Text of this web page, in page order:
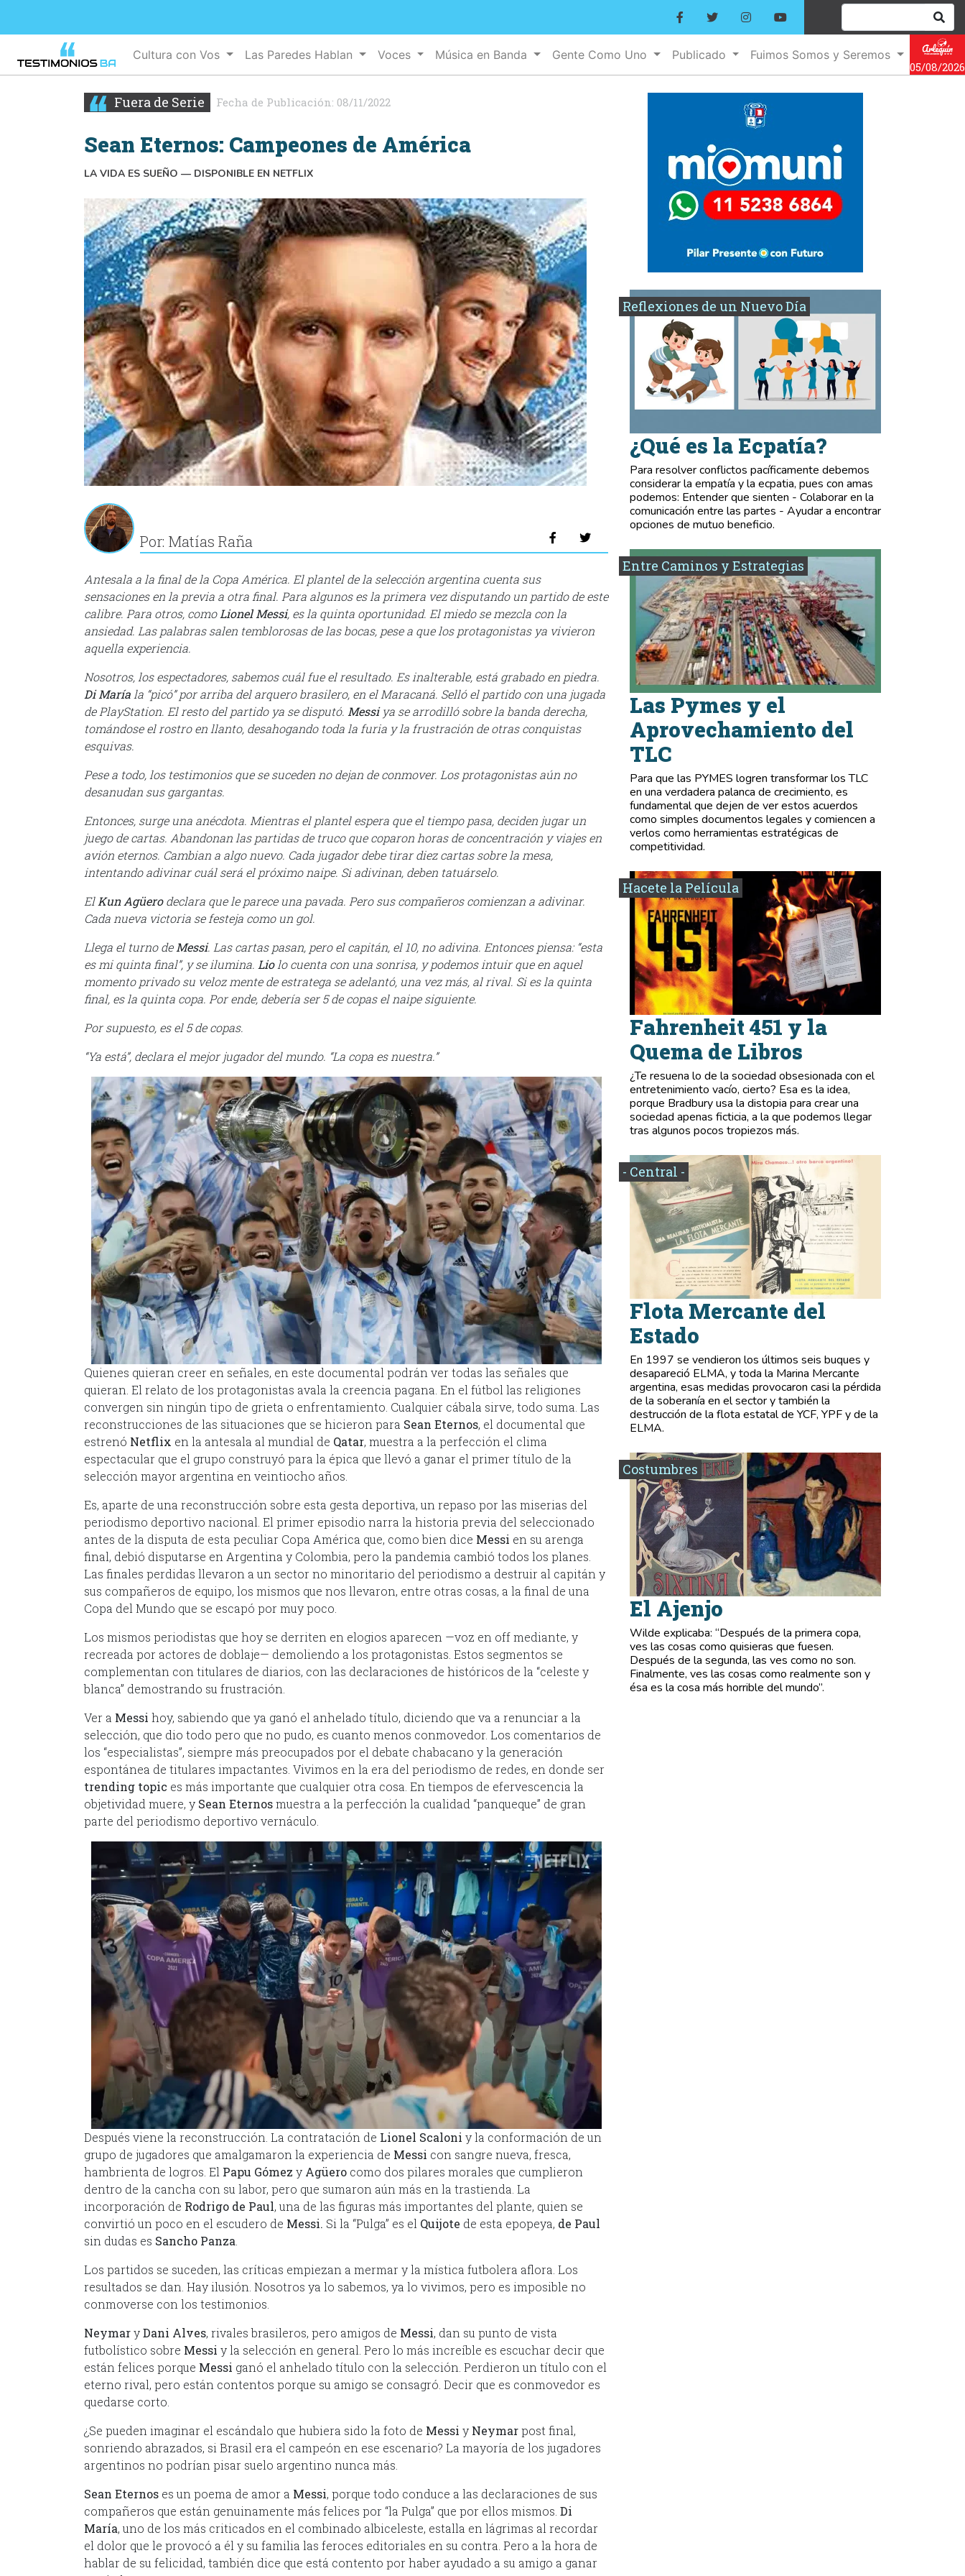
Cultura con Vos Las Paredes Hablan Voces Música en Banda Gente Como Uno Publicado
Fuimos Somos y Seremos
05/08/2026
Fuera de Serie Fecha de Publicación: 08/11/2022
Sean Eternos: Campeones de América
LA VIDA ES SUEÑO — DISPONIBLE EN NETFLIX
Por: Matías Raña
Antesala a la final de la Copa América. El plantel de la selección argentina cuenta sus
sensaciones en la previa a otra final. Para algunos es la primera vez disputando un partido de este
calibre. Para otros, como Lionel Messi, es la quinta oportunidad. El miedo se mezcla con la
ansiedad. Las palabras salen temblorosas de las bocas, pese a que los protagonistas ya vivieron
aquella experiencia.
Nosotros, los espectadores, sabemos cuál fue el resultado. Es inalterable, está grabado en piedra.
Di María la “picó” por arriba del arquero brasilero, en el Maracaná. Selló el partido con una jugada
de PlayStation. El resto del partido ya se disputó. Messiya se arrodilló sobre la banda derecha,
tomándose el rostro en llanto, desahogando toda la furia y la frustración de otras conquistas
esquivas.
Pese a todo, los testimonios que se suceden no dejan de conmover. Los protagonistas aún no
desanudan sus gargantas.
Entonces, surge una anécdota. Mientras el plantel espera que el tiempo pasa, deciden jugar un
juego de cartas. Abandonan las partidas de truco que coparon horas de concentración y viajes en
avión eternos. Cambian a algo nuevo. Cada jugador debe tirar diez cartas sobre la mesa,
intentando adivinar cuál será el próximo naipe. Si adivinan, deben tatuárselo.
El Kun Agüerodeclara que le parece una pavada. Pero sus compañeros comienzan a adivinar.
Cada nueva victoria se festeja como un gol.
Llega el turno de Messi. Las cartas pasan, pero el capitán, el 10, no adivina. Entonces piensa: “esta
es mi quinta final”, y se ilumina. Lio lo cuenta con una sonrisa, y podemos intuir que en aquel
momento privado su veloz mente de estratega se adelantó, una vez más, al rival. Si es la quinta
final, es la quinta copa. Por ende, debería ser 5 de copas el naipe siguiente.
Por supuesto, es el 5 de copas.
“Ya está”, declara el mejor jugador del mundo. “La copa es nuestra.”
Quienes quieran creer en señales, en este documental podrán ver todas las señales que
quieran. El relato de los protagonistas avala la creencia pagana. En el fútbol las religiones
convergen sin ningún tipo de grieta o enfrentamiento. Cualquier cábala sirve, todo suma. Las
reconstrucciones de las situaciones que se hicieron para Sean Eternos, el documental que
estrenó Netflix en la antesala al mundial de Qatar, muestra a la perfección el clima
espectacular que el grupo construyó para la épica que llevó a ganar el primer título de la
selección mayor argentina en veintiocho años.
Es, aparte de una reconstrucción sobre esta gesta deportiva, un repaso por las miserias del
periodismo deportivo nacional. El primer episodio narra la historia previa del seleccionado
antes de la disputa de esta peculiar Copa América que, como bien dice Messi en su arenga
final, debió disputarse en Argentina y Colombia, pero la pandemia cambió todos los planes.
Las finales perdidas llevaron a un sector no minoritario del periodismo a destruir al capitán y
sus compañeros de equipo, los mismos que nos llevaron, entre otras cosas, a la final de una
Copa del Mundo que se escapó por muy poco.
Los mismos periodistas que hoy se derriten en elogios aparecen —voz en off mediante, y
recreada por actores de doblaje— demoliendo a los protagonistas. Estos segmentos se
complementan con titulares de diarios, con las declaraciones de históricos de la “celeste y
blanca” demostrando su frustración.
Ver a Messi hoy, sabiendo que ya ganó el anhelado título, diciendo que va a renunciar a la
selección, que dio todo pero que no pudo, es cuanto menos conmovedor. Los comentarios de
los “especialistas”, siempre más preocupados por el debate chabacano y la generación
espontánea de titulares impactantes. Vivimos en la era del periodismo de redes, en donde ser
trending topic es más importante que cualquier otra cosa. En tiempos de efervescencia la
objetividad muere, y Sean Eternosmuestra a la perfección la cualidad “panqueque” de gran
parte del periodismo deportivo vernáculo.
Después viene la reconstrucción. La contratación de Lionel Scaloni y la conformación de un
grupo de jugadores que amalgamaron la experiencia de Messi con sangre nueva, fresca,
hambrienta de logros. El Papu Gómez y Agüero como dos pilares morales que cumplieron
dentro de la cancha con su labor, pero que sumaron aún más en la trastienda. La
incorporación de Rodrigo de Paul, una de las figuras más importantes del plante, quien se
convirtió un poco en el escudero de Messi. Si la “Pulga” es el Quijote de esta epopeya, de Paul
sin dudas es Sancho Panza
Los partidos se suceden, las críticas empiezan a mermar y la mística futbolera aflora. Los
resultados se dan. Hay ilusión. Nosotros ya lo sabemos, ya lo vivimos, pero es imposible no
conmoverse con los testimonios.
NeymaryDani Alves, rivales brasileros, pero amigos de Messi, dan su punto de vista
futbolístico sobre Messi y la selección en general. Pero lo más increíble es escuchar decir que
están felices porque Messi ganó el anhelado título con la selección. Perdieron un título con el
eterno rival, pero están contentos porque su amigo se consagró. Decir que es conmovedor es
quedarse corto.
¿Se pueden imaginar el escándalo que hubiera sido la foto de Messi y Neymarpost final,
sonriendo abrazados, si Brasil era el campeón en ese escenario? La mayoría de los jugadores
argentinos no podrían pisar suelo argentino nunca más.
Sean Eternos es un poema de amor a Messi, porque todo conduce a las declaraciones de sus
compañeros que están genuinamente más felices por “la Pulga” que por ellos mismos. Di
María, uno de los más criticados en el combinado albiceleste, estalla en lágrimas al recordar
el dolor que le provocó a él y su familia las feroces editoriales en su contra. Pero a la hora de
hablar de su felicidad, también dice que está contento por haber ayudado a su amigo a ganar
Reflexiones de un Nuevo Día
¿Qué es la Ecpatía?
Para resolver conflictos pacíficamente debemos
considerar la empatía y la ecpatia, pues con amas
podemos: Entender que sienten - Colaborar en la
comunicación entre las partes - Ayudar a encontrar
opciones de mutuo beneficio.
Entre Caminos y Estrategias
Las Pymes y el
Aprovechamiento del
TLC
Para que las PYMES logren transformar los TLC
en una verdadera palanca de crecimiento, es
fundamental que dejen de ver estos acuerdos
como simples documentos legales y comiencen a
verlos como herramientas estratégicas de
competitividad.
Hacete la Película
Fahrenheit 451 y la
Quema de Libros
¿Te resuena lo de la sociedad obsesionada con el
entretenimiento vacío, cierto? Esa es la idea,
porque Bradbury usa la distopia para crear una
sociedad apenas ficticia, a la que podemos llegar
tras algunos pocos tropiezos más.
- Central -
Flota Mercante del
Estado
En 1997 se vendieron los últimos seis buques y
desapareció ELMA, y toda la Marina Mercante
argentina, esas medidas provocaron casi la pérdida
de la soberanía en el sector y también la
destrucción de la flota estatal de YCF, YPF y de la
ELMA.
Costumbres
El Ajenjo
Wilde explicaba: “Después de la primera copa,
ves las cosas como quisieras que fuesen.
Después de la segunda, las ves como no son.
Finalmente, ves las cosas como realmente son y
ésa es la cosa más horrible del mundo”.